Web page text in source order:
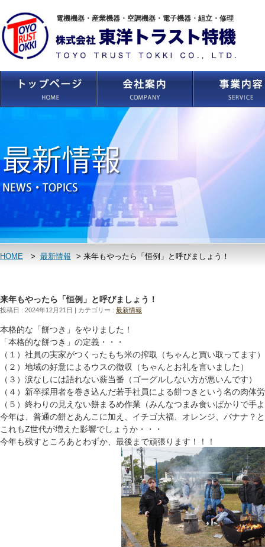
電機機器・産業機器・空調機器・電子機器・組立・修理
HOME > 最新情報 > 来年もやったら「恒例」と呼びましょう！
来年もやったら「恒例」と呼びましょう！
投稿日 : 2024年12月21日 カテゴリー : 最新情報
本格的な「餅つき」をやりました！
「本格的な餅つき」の定義・・・
（１）社員の実家がつくったもち米の搾取（ちゃんと買い取ってます）
（２）地域の好意によるウスの徴収（ちゃんとお礼を言いました）
（３）涙なしには語れない薪当番（ゴーグルしない方が悪いんです）
（４）新卒採用者を巻き込んだ若手社員による餅つきという名の肉体
（５）終わりの見えない餅まるめ作業（みんなつまみ食いばかりで手
今年は、普通の餅とあんこに加え、イチゴ大福、オレンジ、バナナ？
これもZ世代が増えた影響でしょうか・・・
今年も残すところあとわずか、最後まで頑張ります！！！